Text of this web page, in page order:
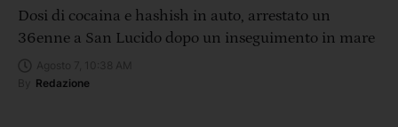
Dosi di cocaina e hashish in auto, arrestato un
36enne a San Lucido dopo un inseguimento in mare
Redazione